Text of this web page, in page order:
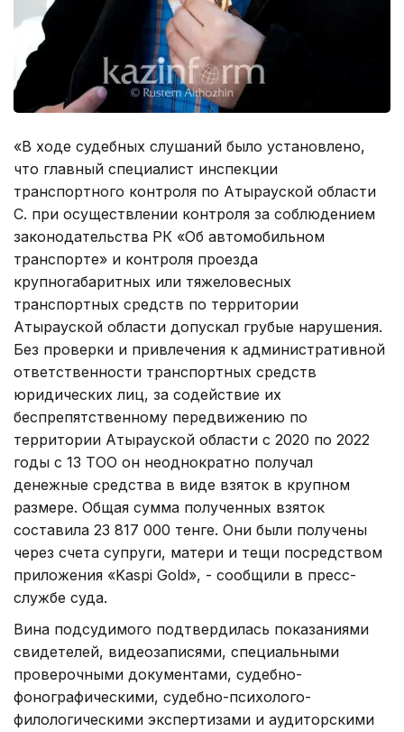
«В ходе судебных слушаний было установлено,
что главный специалист инспекции
транспортного контроля по Атырауской области
С. при осуществлении контроля за соблюдением
законодательства РК «Об автомобильном
транспорте» и контроля проезда
крупногабаритных или тяжеловесных
транспортных средств по территории
Атырауской области допускал грубые нарушения.
Без проверки и привлечения к административной
ответственности транспортных средств
юридических лиц, за содействие их
беспрепятственному передвижению по
территории Атырауской области с 2020 по 2022
годы с 13 ТОО он неоднократно получал
денежные средства в виде взяток в крупном
размере. Общая сумма полученных взяток
составила 23 817 000 тенге. Они были получены
через счета супруги, матери и тещи посредством
приложения «Kaspi Gold», - сообщили в пресс-
службе суда.
Вина подсудимого подтвердилась показаниями
свидетелей, видеозаписями, специальными
проверочными документами, судебно-
фонографическими, судебно-психолого-
филологическими экспертизами и аудиторскими